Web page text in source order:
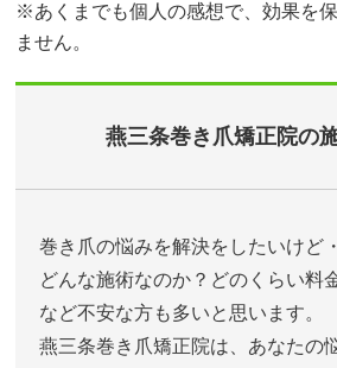
※あくまでも個人の感想で、効果を
ません。
燕三条巻き爪矯正院の
巻き爪の悩みを解決をしたいけど
どんな施術なのか？どのくらい料
など不安な方も多いと思います。
燕三条巻き爪矯正院は、あなたの